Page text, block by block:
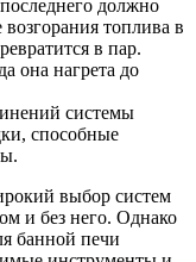
должно
возгорания топлива в
в пар.
она нагрета до
системы
способные
выбор систем
и без него. Однако
банной печи